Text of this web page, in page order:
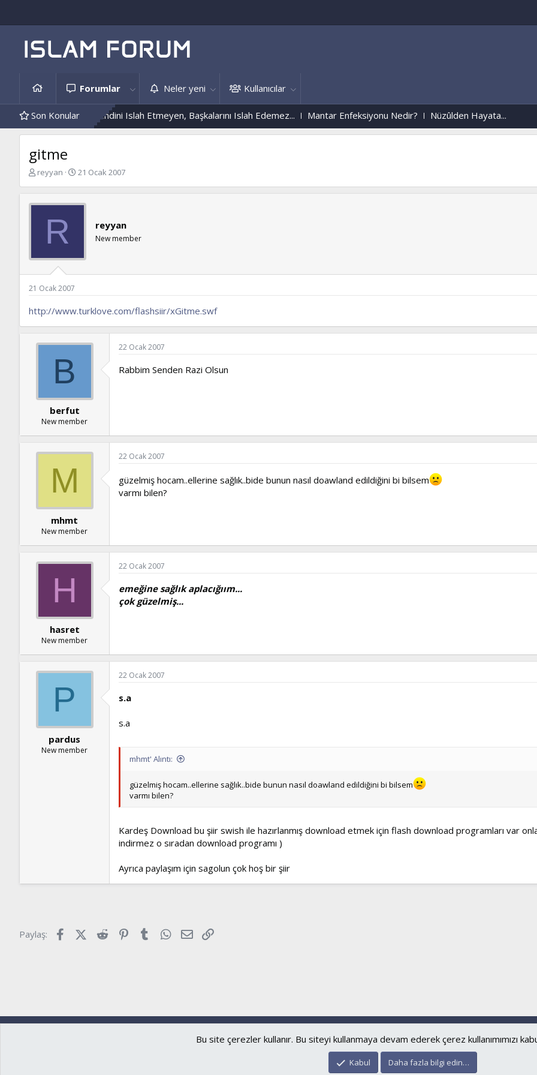
Forumlar Neler yeni Kullanıcılar
Son Konular
Örnekleri Kendini Islah Etmeyen, Başkalarını Islah Edemez... Mantar Enfeksiyonu Nedir? Nüzûlden Hayata...
gitme
K
b
a
a
a
reyyan
B
l
ç
h
21 Ocak 2007
R reyyan
New member
21 Ocak 2007
http://www.turklove.com/flashsiir/xGitme.swf
B
berfut
New member
22 Ocak 2007
Rabbim Senden Razi Olsun
M
mhmt
New member
22 Ocak 2007
güzelmiş hocam..ellerine sağlık..bide bunun nasıl doawland edildiğini bi bilsem
varmı bilen?
H
hasret
New member
22 Ocak 2007
emeğine sağlık aplacığıım...
çok güzelmiş...
P
pardus
New member
22 Ocak 2007
s.a
s.a
mhmt' Alıntı:
güzelmiş hocam..ellerine sağlık..bide bunun nasıl doawland edildiğini bi bilsem
varmı bilen?
Kardeş Download bu şiir swish ile hazırlanmış download etmek için flash download programları var
indirmez o sıradan download programı )
Ayrıca paylaşım için sagolun çok hoş bir şiir
Paylaş: FacebookX (Twitter)
Reddit PinterestTumblrWhatsApp
E-posta
Community platform by XenForo
© 2010-2024 XenForo Ltd.
islamforum.com.tr © 2001 - 2024
Bu site çerezler kullanır. Bu siteyi kullanmaya devam ederek çerez kullanımımızı
Kabul Daha fazla bilgi edin…